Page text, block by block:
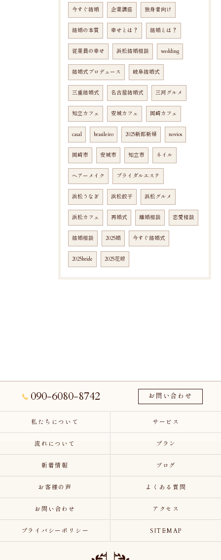
今すぐ結婚 企業講座 独身者向け
結婚の本質 幸せとは？ 結婚とは？
従業員の幸せ 浜松結婚相談 wedding
結婚式プロデュース 岐阜結婚式
三重結婚式 名古屋結婚式 三河グルメ
知立カフェ 安城カフェ 岡崎カフェ
casal brasileiro 2025新郎新婦 novios
岡崎市 安城市 知立市 ネイル
ヘアーメイク ブライダルエステ
浜松うなぎ 浜松餃子 浜松グルメ
浜松カフェ 再婚式 離婚相談 恋愛相談
結婚相談 2025婚 今すぐ結婚式
2025bride 2025花嫁
090-6080-8742 お問い合わせ
私たちについて サービス
流れについて プラン
新着情報 ブログ
お客様の声 よくある質問
お問い合わせ アクセス
プライバシーポリシー SITEMAP